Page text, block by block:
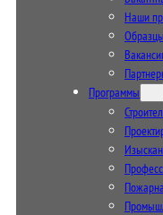
Наши
Программы